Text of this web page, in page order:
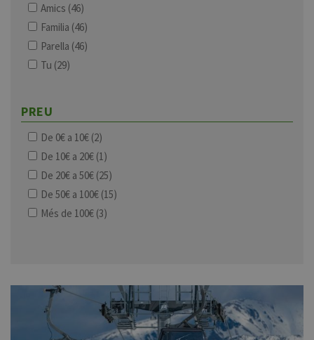
Amics (46)
Familia (46)
Parella (46)
Tu (29)
PREU
De 0€ a 10€ (2)
De 10€ a 20€ (1)
De 20€ a 50€ (25)
De 50€ a 100€ (15)
Més de 100€ (3)